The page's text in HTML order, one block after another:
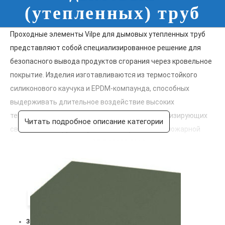
(утепленных) труб
Проходные элементы Vilpe для дымовых утепленных труб
представляют собой специализированное решение для
безопасного вывода продуктов сгорания через кровельное
покрытие. Изделия изготавливаются из термостойкого
силиконового каучука и EPDM-компаунда, способных
выдерживать длительное воздействие высоких
температур без потери эластичности и герметизирующих
свойств. Конструкция учитывает требования пожарной
поверхностью дымохода и горючими элементами
кровельной конструкции. Гибкое основание проходного
элемента компенсирует тепловое расширение дымовой
Читать подробное описание категории
Цвет
ЗЕЛЕНЫЙ